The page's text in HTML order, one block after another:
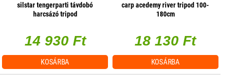
silstar tengerparti távdobó
harcsázó tripod
14 930 Ft
KOSÁRBA
carp acedemy river tripod 100-
180cm
18 130 Ft
KOSÁRBA